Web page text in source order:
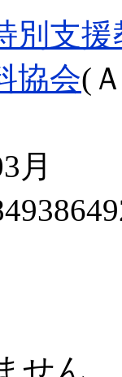
別支
協会(
月
せん